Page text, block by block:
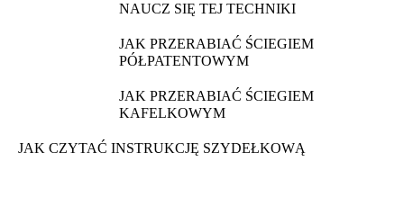
NAUCZ SIĘ TEJ TECHNIKI
JAK PRZERABIAĆ ŚCIEGIEM
PÓŁPATENTOWYM
JAK PRZERABIAĆ ŚCIEGIEM
KAFELKOWYM
JAK CZYTAĆ INSTRUKCJĘ SZYDEŁKOWĄ